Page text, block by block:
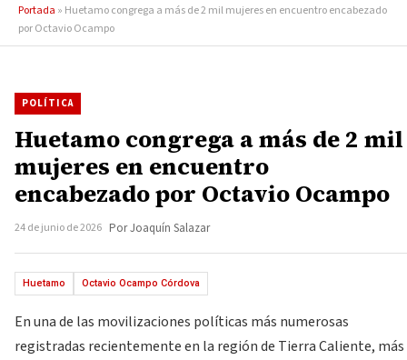
Portada » Huetamo congrega a más de 2 mil mujeres en encuentro encabezado
por Octavio Ocampo
POLÍTICA
Huetamo congrega a más de 2 mil
mujeres en encuentro
encabezado por Octavio Ocampo
24 de junio de 2026 Por Joaquín Salazar
Huetamo Octavio Ocampo Córdova
En una de las movilizaciones políticas más numerosas
registradas recientemente en la región de Tierra Caliente, más